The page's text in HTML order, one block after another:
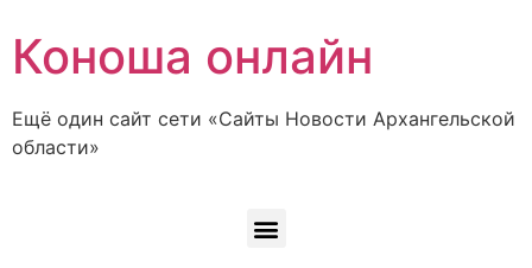
Коноша онлайн
Ещё один сайт сети «Сайты Новости Архангельской
области»